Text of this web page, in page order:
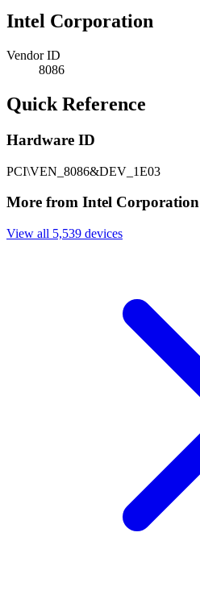
Intel Corporation
Vendor ID
8086
Quick Reference
Hardware ID
PCI\VEN_8086&DEV_1E03
More from Intel Corporation
View all 5,539 devices